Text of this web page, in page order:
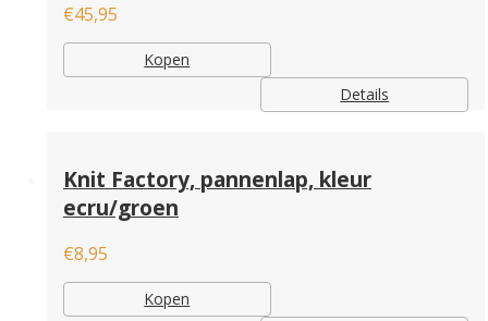
€45,95
Kopen
Details
Knit Factory, pannenlap, kleur
ecru/groen
€8,95
Kopen